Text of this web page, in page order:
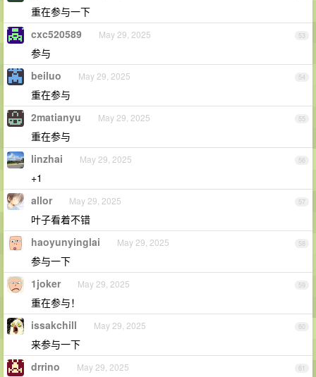
重在参与一下
53
cxc520589 May 29, 2025
参与
54
beiluo May 29, 2025
重在参与
55
2matianyu May 29, 2025
重在参与
56
linzhai May 29, 2025
+1
57
allor May 29, 2025
叶子看着不错
58
haoyunyinglai May 29, 2025
参与一下
59
1joker May 29, 2025
重在参与！
60
issakchill May 29, 2025
来参与一下
61
drrino May 29, 2025